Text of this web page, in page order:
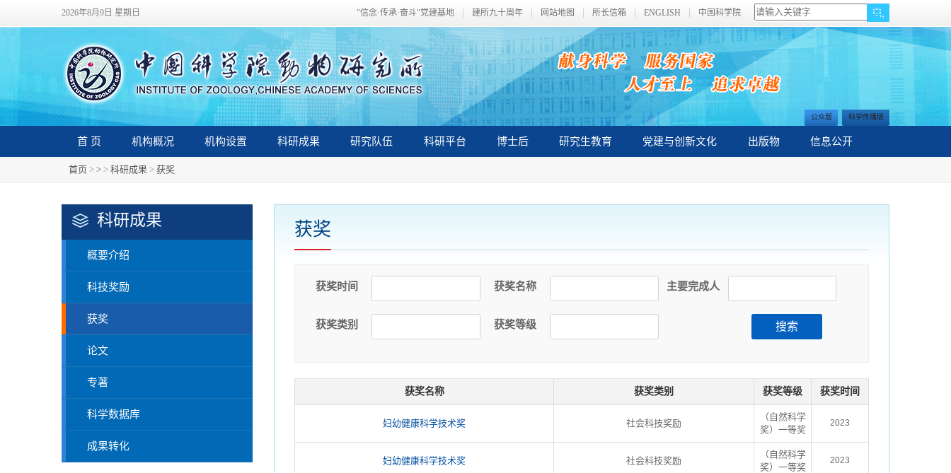
2026年8月9日 星期日 "信念·传承·奋斗"党建基地 建所九十周年 网站地图 所长信箱 ENGLISH 中国科学院
科学传播版
公众版
首 页 机构概况 机构设置 科研成果 研究队伍 科研平台 博士后 研究生教育 党建与创新文化 出版物 信息公开
首页 > > > 科研成果 > 获奖
科研成果
概要介绍
科技奖励
获奖
论文
专著
科学数据库
成果转化
获奖
获奖时间 获奖名称 主要完成人
获奖类别 获奖等级 搜索
获奖名称 获奖类别 获奖等级 获奖时间
妇幼健康科学技术奖 社会科技奖励
（自然科学
奖）一等奖
2023
妇幼健康科学技术奖 社会科技奖励
（自然科学
奖）一等奖
2023